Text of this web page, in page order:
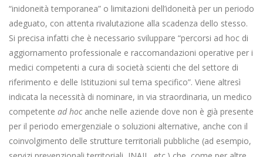
“inidoneità temporanea” o limitazioni dell’idoneità per un periodo
adeguato, con attenta rivalutazione alla scadenza dello stesso.
Si precisa infatti che è necessario sviluppare “percorsi ad hoc di
aggiornamento professionale e raccomandazioni operative per i
medici competenti a cura di società scienti che del settore di
riferimento e delle Istituzioni sul tema specifico”. Viene altresì
indicata la necessità di nominare, in via straordinaria, un medico
competente ad hocanche nelle aziende dove non è già presente
per il periodo emergenziale o soluzioni alternative, anche con il
coinvolgimento delle strutture territoriali pubbliche (ad esempio,